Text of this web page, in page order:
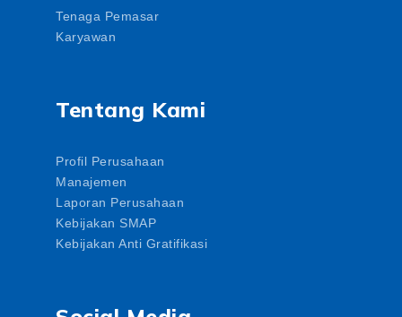
Tenaga Pemasar
Karyawan
Tentang Kami
Profil Perusahaan
Manajemen
Laporan Perusahaan
Kebijakan SMAP
Kebijakan Anti Gratifikasi